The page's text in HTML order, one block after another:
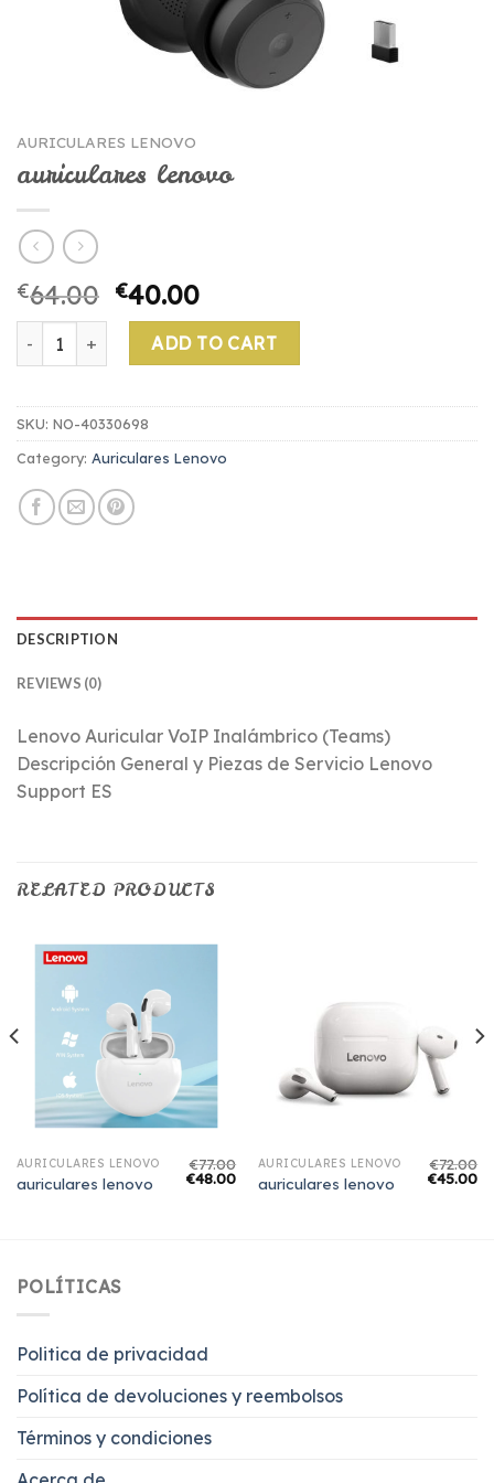
AURICULARES LENOVO
auriculares lenovo
€64.00 €40.00
auriculares lenovo quantity
ADD TO CART
SKU: NO-40330698
Category: Auriculares Lenovo
DESCRIPTION
REVIEWS (0)
Lenovo Auricular VoIP Inalámbrico (Teams)
Descripción General y Piezas de Servicio Lenovo
Support ES
RELATED PRODUCTS
AURICULARES LENOVO
auriculares lenovo
€77.00
€48.00
AURICULARES LENOVO
auriculares lenovo
€72.00
€45.00
POLÍTICAS
Politica de privacidad
Política de devoluciones y reembolsos
Términos y condiciones